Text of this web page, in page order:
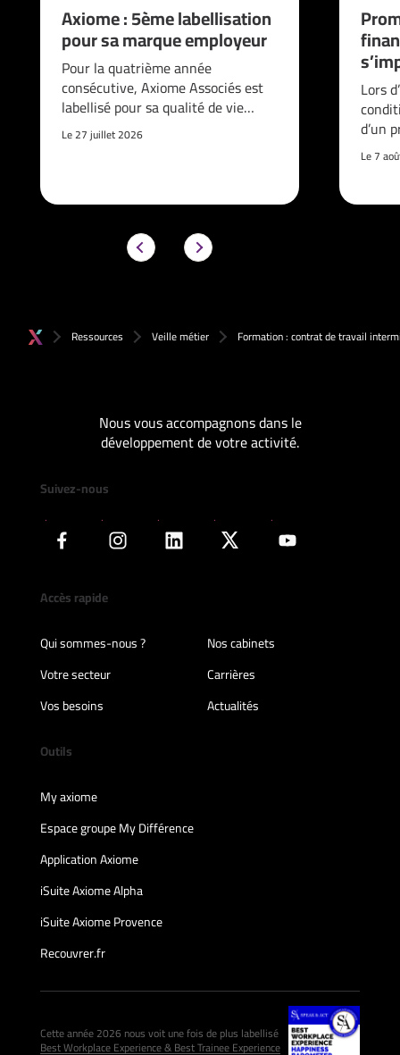
Axiome : 5ème labellisation
pour sa marque employeur
Pour la quatrième année
consécutive, Axiome Associés est
labellisé pour sa qualité de vie…
Le 27 juillet 2026
Lors
d’un
Le 7
Ressources Veille métier Formation : contrat de travail
Nous vous accompagnons dans le
développement de votre activité.
Suivez-nous
Accès rapide
Qui sommes-nous ?
Nos cabinets
Votre secteur
Carrières
Vos besoins
Actualités
Outils
My axiome
Espace groupe My Différence
Application Axiome
iSuite Axiome Alpha
iSuite Axiome Provence
Recouvrer.fr
Cette année 2026 nous voit une fois de plus labellisé
Best Workplace Experience & Best Trainee Experience